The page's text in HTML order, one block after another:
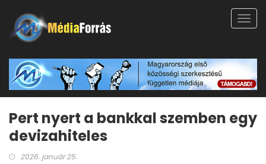
Pert nyert a bankkal szemben egy
devizahiteles
2026. január 25.